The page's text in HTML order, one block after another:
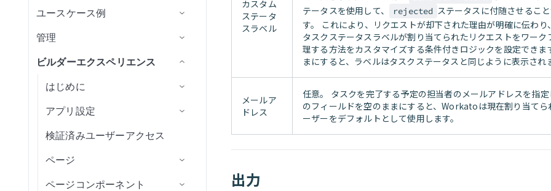
Google Directory End User
Google Docs
Google Drive
Google Meet
Google Sheets
Google Slides
Highspot
ナレッジベースとスキルの比較
ナレッジベースとスキルの比
Genieをテスト
AIゲートウェイコレクション
コレクションを編集
設定を構成
未認証コレクション
Postmanに同期
OpenAPI仕様のダウンロード
FAQ
APIレシピを作成
新規APIリクエストトリガー
APIリクエストに応答アクショ
定
SOAP APIウォークスルー
パフォーマンス
APIプロキシエンドポイントを
エンドポイント管理
エンドポイントの有効化/無効
ライン
テスト
キャッシュ
FAQ
レシピOps
API同時実行しきい値超過トリ
ガー
APIポリシーレート制限違反ト
リガー
APIリクエストタイムアウトト
レシピバージョン管理
APIアクセス
新しいAPIクライアントを作成
新しいアプリケーションを作
を作成
カスタム検証
DCRを使用したAPIクライアン
トの作成
認証
Auth Token
OAuth 2.0
JSON Web Token
JWT Workatoクレーム
JWTペイロードクレームを
OpenID Connect
OAuth 2.0トークンイントロス
ライブラリ
API開発者ポータル
開発者ポータルの設定
カスタムドメイン
JITユーザー設定
開発者ポータルへのアクセス
設定
カスタムドメイン
カスタム認可
Truststore
APIパスプレフィックス
API同時実行
APIの呼び出し
API platformの制限
カスタムコード
SQLベースの変換
SQL Transformations
コネクター概要
データソースをセットアップ
AvroおよびParquetファイルを
SQLコレクション by Workato
SQL Collection制限
JSON Transformations by
データパイプラインの設定
Amazon S3を設定
Asanaを設定
Azure Blob Storageを設定
BambooHRを設定
Confluenceを設定
Coupaを設定
Databricksを設定
データパイプラインの監視と管
ー
同期タイプと実行
データパイプラインのトラブル
シューティング
ス
監視と分析
ユーザーとロールの管理
カスタムコードサポート
再利用可能なコンポーネント
バージョン管理とデプロイメント
トピックスキーマ
リテンション期間
トピックのリセット
メッセージプレビュー
新規メッセージトリガー
新規メッセージバッチトリガー
メッセージ公開アクション
メッセージのバッチを公開アク
データ形式を変換
レコードの作成
ラベルを生成
レコードを取得
レコードの検索
デシジョンテーブル
Decision Modelsコネクター
ユースケース例
CRMアプリ
翻訳アプリ
管理
権限
アプリディレクトリ
アプリユーザーとグループの管
ビルダーエクスペリエンス
はじめに
Workflow appの作成
既存のプロジェクトから
アプリ設定
セットアップとアクセス
アプリインターフェイスを
検証済みユーザーアクセス
ページ
ページテンプレート
ページコンポーネント
カスタム
ステータ
スラベル
テータスを使用して、
rejected ステータスに付随させるこ
す。 これにより、リクエストが却下された理由が明確に伝わり
タスクステータスラベルが割り当てられたリクエストをワーク
理する方法をカスタマイズする条件付きロジックを設定できま
まにすると、ラベルはタスクステータスと同じように表示され
メールア
ドレス
任意。 タスクを完了する予定の担当者のメールアドレスを指定
のフィールドを空のままにすると、Workatoは現在割り当てら
ーザーをデフォルトとして使用します。
出力